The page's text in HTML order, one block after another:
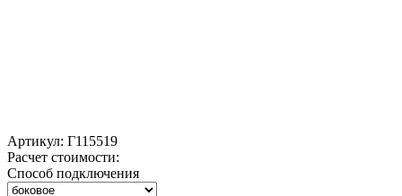
Артикул: Г115519
Расчет стоимости:
Способ подключения